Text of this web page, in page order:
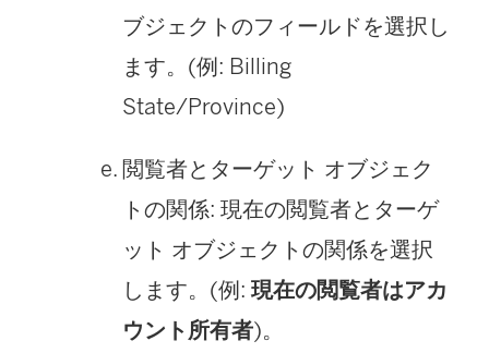
ブジェクトのフィールドを選択し
ます。(例: Billing
State/Province)
閲覧者とターゲット オブジェク
トの関係: 現在の閲覧者とターゲ
ット オブジェクトの関係を選択
します。(例: 現在の閲覧者はアカ
ウント所有者)。